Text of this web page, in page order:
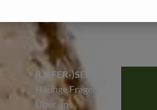
(LIEFER-)SERVICE
Häufige Fragen
Über uns